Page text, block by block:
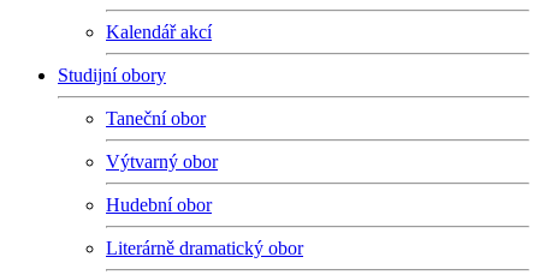
Kalendář akcí
Studijní obory
Taneční obor
Výtvarný obor
Hudební obor
Literárně dramatický obor